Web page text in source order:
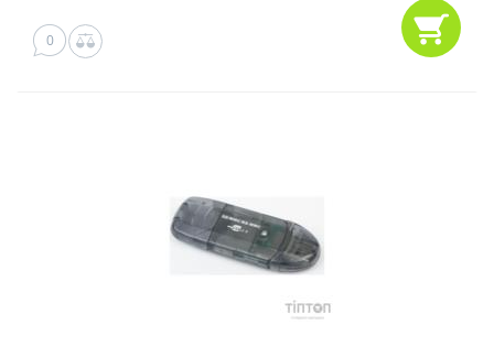
0